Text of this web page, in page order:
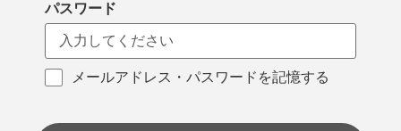
パスワード
メールアドレス・パスワードを記憶する